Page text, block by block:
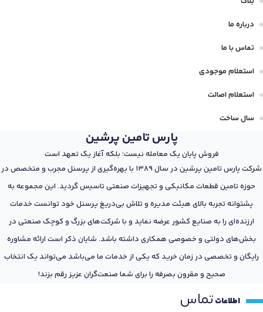
درباره ما
تماس با ما
استعلام موجودی
استعلام اصالت
سال ساخت
پارس تامین پرشین
فروش پایان یک معامله نیست؛ بلکه آغاز یک تعهد است
شرکت پارس تامین پرشین در سال 1389 با بهره‌گیری از پرسنل مجرب و متخصص در
حوزه تامین قطعات مکانیکی و تجهیزات صنعتی تاسیس گردید. این مجموعه به
پشتوانه تجربه بالای هیئت مدیره و تلاش بی‌دریغ پرسنل خود توانست خدمات
ارزنده‌ای را به صنایع کشور عرضه نماید و با شرکت‌های بزرگ و کوچک صنعتی در
بخش‌های دولتی و خصوصی همکاری داشته باشد. شایان ذکر است ارائه مشاوره
رایگان و تخصصی در زمان خرید که یکی از خدمات ما می‌باشد می‌تواند یک انتخاب
صحیح و مقرون بصرفه را برای شما صنعت‌گران عزیز رقم بزند!
اطلاعاتتماس